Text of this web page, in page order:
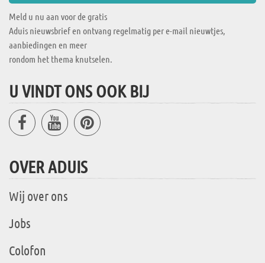
Meld u nu aan voor de gratis
Aduis nieuwsbrief en ontvang regelmatig per e-mail nieuwtjes,
aanbiedingen en meer
rondom het thema knutselen.
U VINDT ONS OOK BIJ
OVER ADUIS
Wij over ons
Jobs
Colofon